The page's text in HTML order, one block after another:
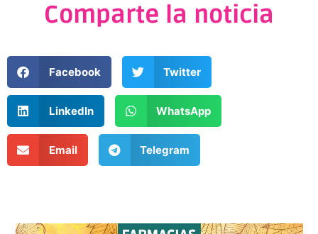
Comparte la noticia
Facebook Twitter
LinkedIn WhatsApp
Email Telegram